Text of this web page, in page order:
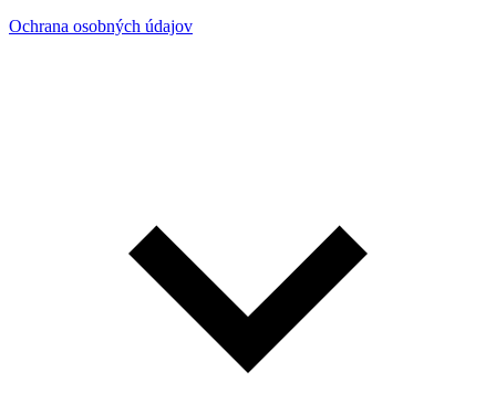
Ochrana osobných údajov